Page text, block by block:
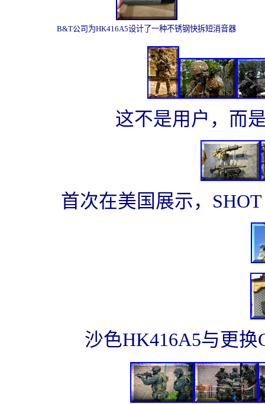
B&T公司 为HK416A5设计了一种不锈钢快拆短消音器
这不是用户，而
首次在美国展示，
沙色HK416A5与更换